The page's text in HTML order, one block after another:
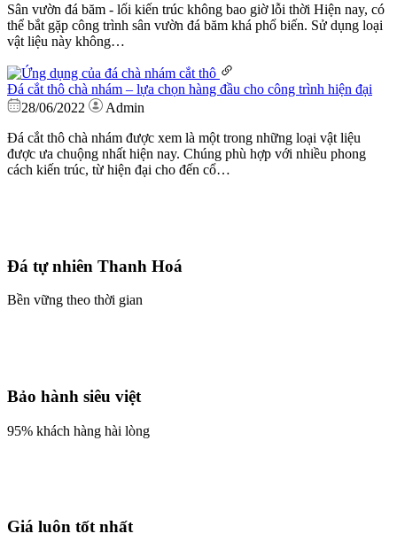
Sân vườn đá băm - lối kiến trúc không bao giờ lỗi thời Hiện nay, có
thể bắt gặp công trình sân vườn đá băm khá phổ biến. Sử dụng loại
vật liệu này không…
Đá cắt thô chà nhám – lựa chọn hàng đầu cho công trình hiện đại
28/06/2022
Admin
Đá cắt thô chà nhám được xem là một trong những loại vật liệu
được ưa chuộng nhất hiện nay. Chúng phù hợp với nhiều phong
cách kiến trúc, từ hiện đại cho đến cổ…
Đá tự nhiên Thanh Hoá
Bền vững theo thời gian
Bảo hành siêu việt
95% khách hàng hài lòng
Giá luôn tốt nhất